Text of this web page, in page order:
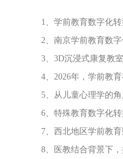
1、学前教育数字化
2、南京学前教育数
3、3D沉浸式康复教
4、2026年，学前教
5、从儿童心理学的
6、特殊教育数字化
7、西北地区学前教
8、医教结合背景下